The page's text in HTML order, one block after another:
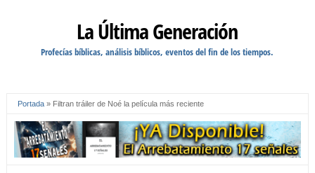
La Última Generación
Profecías bíblicas, análisis bíblicos, eventos del fin de los tiempos.
Portada» Filtran tráiler de Noé la película más reciente